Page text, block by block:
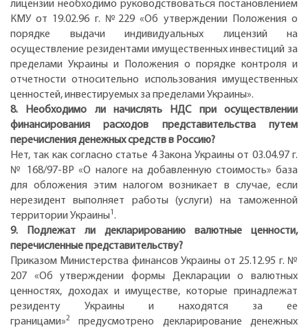
лицензии необходимо руководствоваться постановлением
КМУ от 19.02.96 г. №229 «Об утверждении Положения о
порядке выдачи индивидуальных лицензий на
осуществление резидентами имущественных инвестиций за
пределами Украины и Положения о порядке контроля и
отчетности относительно использования имущественных
ценностей, инвестируемых за пределами Украины».
8. Необходимо ли начислять НДС при осуществлении
финансирования расходов представительства путем
перечисления денежных средств в Россию?
Нет, так как согласно статье 4 Закона Украины от 03.04.97 г.
№ 168/97-ВР «О налоге на добавленную стоимость» база
для обложения этим налогом возникает в случае, если
нерезидент выполняет работы (услуги) на таможенной
территории Украины1 .
9. Подлежат ли декларированию валютные ценности,
перечисленные представительству?
Приказом Министерства финансов Украины от 25.12.95 г. №
207 «Об утверждении формы Декларации о валютных
ценностях, доходах и имуществе, которые принадлежат
резиденту Украины и находятся за ее
границами»2
предусмотрено декларирование денежных